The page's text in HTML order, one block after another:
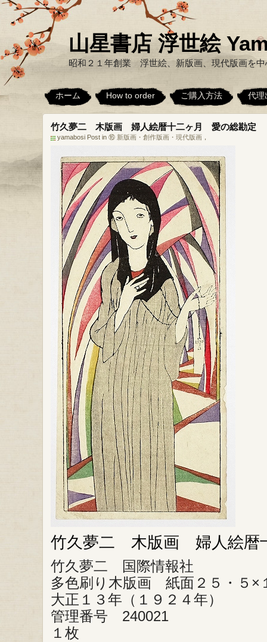
山星書店 浮世絵
昭和２１年創業 浮世絵、新版画、現代版画を
ホーム How to order ご購入方法 代理
竹久夢二 木版画 婦人絵暦十二ヶ月 愛の総勘定
yamabosi Post in ⑯ 新版画・創作版画・現代版画 ，
竹久夢二 木版画 婦人絵暦
竹久夢二 国際情報社
多色刷り木版画 紙面２５・５×
大正１３年（１９２４年）
管理番号 240021
１枚